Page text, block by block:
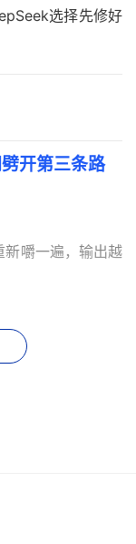
选择先修好
开第三条路
新嚼一遍，输出越
得慢；并行草稿
下跌。